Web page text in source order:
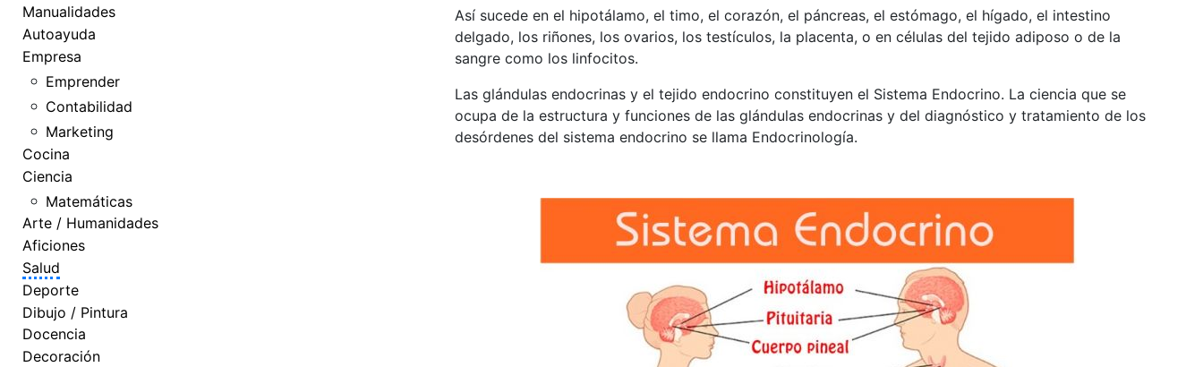
Manualidades
Autoayuda
Empresa
Emprender
Contabilidad
Marketing
Cocina
Ciencia
Matemáticas
Arte / Humanidades
Aficiones
Salud
Deporte
Dibujo / Pintura
Docencia
Decoración
Así sucede en el hipotálamo, el timo, el corazón, el páncreas, el estómago, el hígado, el intestino
delgado, los riñones, los ovarios, los testículos, la placenta, o en células del tejido adiposo o de la
sangre como los linfocitos.
Las glándulas endocrinas y el tejido endocrino constituyen el Sistema Endocrino. La ciencia que se
ocupa de la estructura y funciones de las glándulas endocrinas y del diagnóstico y tratamiento de los
desórdenes del sistema endocrino se llama Endocrinología.